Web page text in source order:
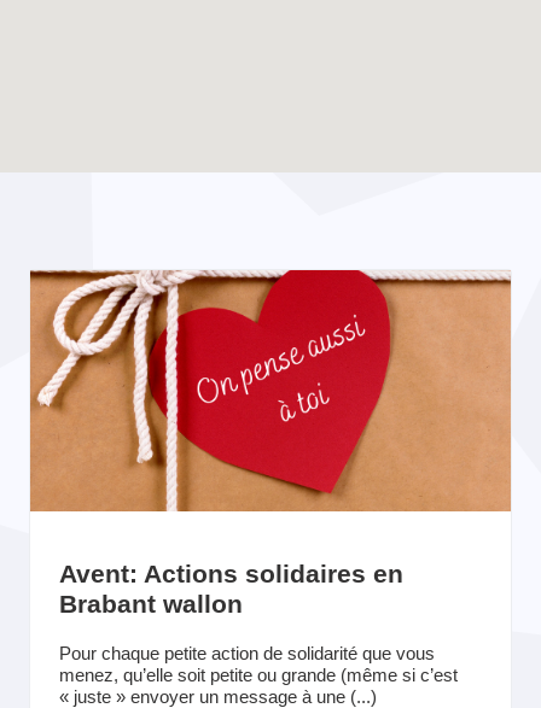
Avent: Actions solidaires en
Brabant wallon
Pour chaque petite action de solidarité que vous
menez, qu’elle soit petite ou grande (même si c’est
« juste » envoyer un message à une (...)